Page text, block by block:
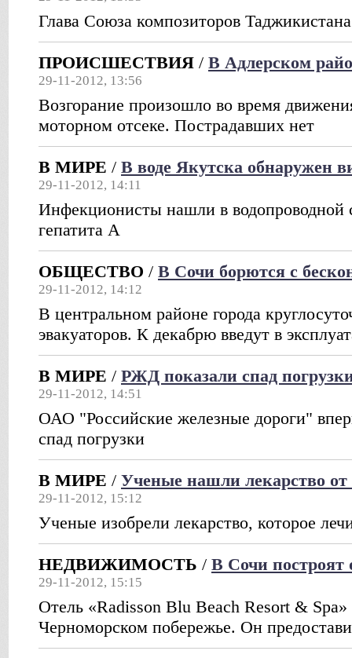
Глава Союза композиторов
ПРОИСШЕСТВИЯ / В Адлерском
29-11-2012, 13:56
Возгорание произошло во время
моторном отсеке. Пострадавших нет
В МИРЕ / В воде Якутска обнаружен
29-11-2012, 14:11
Инфекционисты нашли в водопроводной
гепатита А
ОБЩЕСТВО / В Сочи борются с
29-11-2012, 14:12
В центральном районе города
эвакуаторов. К декабрю введут в
В МИРЕ / РЖД показали спад
29-11-2012, 14:51
ОАО "Российские железные дороги"
спад погрузки
В МИРЕ / Ученые нашли лекарство от
29-11-2012, 15:12
Ученые изобрели лекарство, которое
НЕДВИЖИМОСТЬ / В Сочи построят
29-11-2012, 15:15
Отель «Radisson Blu Beach Resort &
Черноморском побережье. Он